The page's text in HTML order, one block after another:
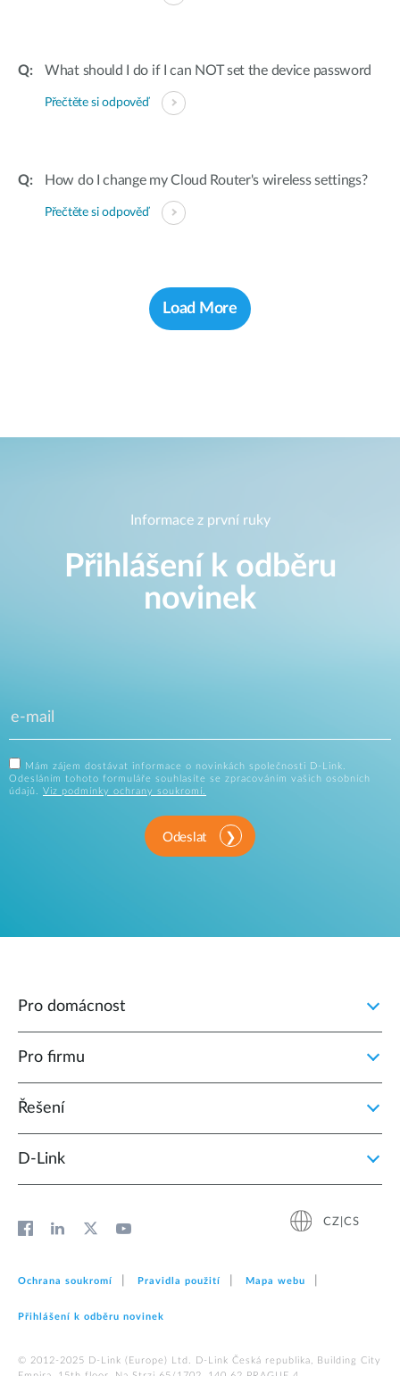
What should I do if I can NOT set the device password
Přečtěte si odpověď
How do I change my Cloud Router's wireless settings?
Přečtěte si odpověď
Load More
Informace z první ruky
Přihlášení k odběru
novinek
Mám zájem dostávat informace o novinkách společnosti D-Link.
Odesláním tohoto formuláře souhlasíte se zpracováním vašich osobních
údajů. Viz podmínky ochrany soukromí.
Odeslat
Pro domácnost
Pro firmu
Řešení
D‑Link
CZ|CS
Ochrana soukromí Pravidla použití Mapa webu
Přihlášení k odběru novinek
© 2012‑2025 D‑Link (Europe) Ltd. D-Link Česká republika, Building City